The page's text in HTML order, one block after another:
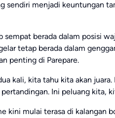
sendiri menjadi keuntungan
sempat berada dalam posisi
tetap berada dalam
penting di Parepare.
kali, kita tahu kita akan
Ini peluang kita,
kini mulai terasa di kalangan